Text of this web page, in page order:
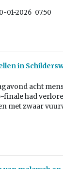
01-2026 07:50
in
acht
had
met zwaar